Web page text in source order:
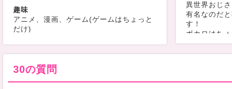
趣味
アニメ、漫画、ゲーム(ゲームはちょっと
だけ)
出没時間
不明
異世界おじ
有名なのだ
す！
ボカロはち
ディズニー
す！
30の質問